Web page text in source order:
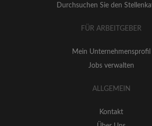
Durchsuchen Sie den
FÜR ARBEITGEBER
Mein Unternehmensprofil
Jobs verwalten
ALLGEMEIN
Kontakt